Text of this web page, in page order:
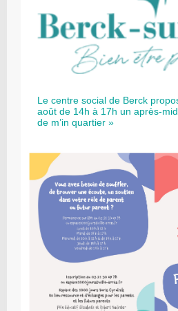
Le centre social de Berck
août de 14h à 17h un après-
de m’in quartier »